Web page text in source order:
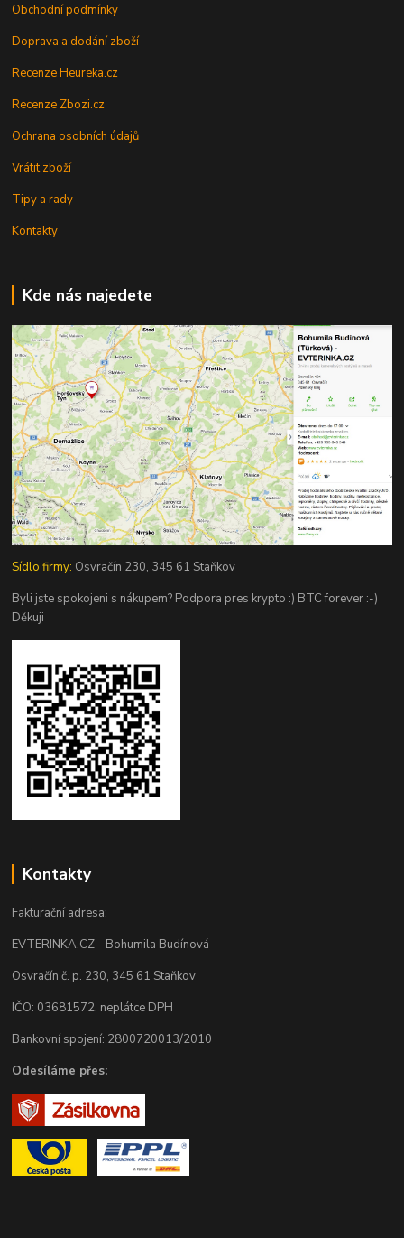
Obchodní podmínky
Doprava a dodání zboží
Recenze Heureka.cz
Recenze Zbozi.cz
Ochrana osobních údajů
Vrátit zboží
Tipy a rady
Kontakty
Kde nás najedete
Sídlo firmy: Osvračín 230, 345 61 Staňkov
Byli jste spokojeni s nákupem? Podpora pres krypto :) BTC forever :-)
Děkuji
Kontakty
Fakturační adresa:
EVTERINKA.CZ - Bohumila Budínová
Osvračín č. p. 230, 345 61 Staňkov
IČO: 03681572, neplátce DPH
Bankovní spojení: 2800720013/2010
Odesíláme přes: